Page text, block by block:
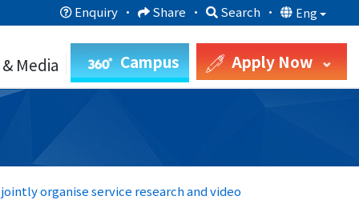
Enquiry · Share · Search · Eng
Media Campus Apply Now
organise service research and video